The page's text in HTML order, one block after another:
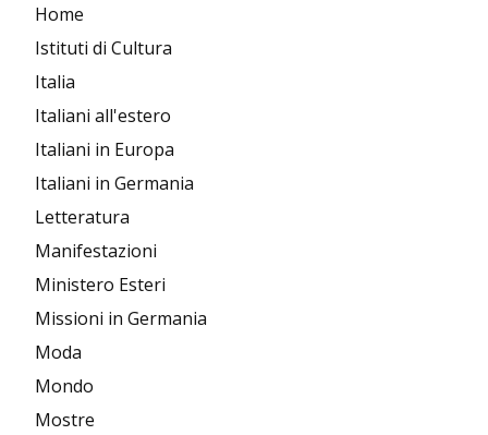
Home
Istituti di Cultura
Italia
Italiani all'estero
Italiani in Europa
Italiani in Germania
Letteratura
Manifestazioni
Ministero Esteri
Missioni in Germania
Moda
Mondo
Mostre